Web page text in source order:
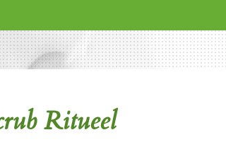
Ritueel